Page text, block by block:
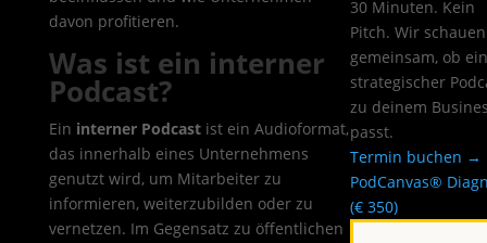
davon profitieren.
Was ist ein interner
Podcast?
Ein interner Podcastist ein Audioformat,
das innerhalb eines Unternehmens
genutzt wird, um Mitarbeiter zu
informieren, weiterzubilden oder zu
vernetzen. Im Gegensatz zu öffentlichen
30 Minuten. Kein
Pitch. Wir schauen
gemeinsam, ob ein
strategischer
zu deinem
passt.
Termin buchen →
PodCanvas®
(€ 350)